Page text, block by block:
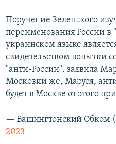
Поручение Зеленского
переименования России в
украинском языке
свидетельством попытки
"анти-России", заявила
Московии же, Маруся,
будет в Москве от этого
— Вашингтонский Обком
2023